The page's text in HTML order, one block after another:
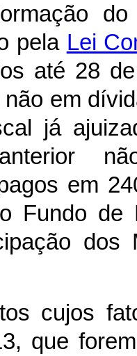
pela Lei
até 28
em
já
em
Fundo
cujos
que